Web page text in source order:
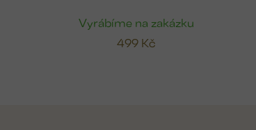
Vyrábíme na zakázku
499 Kč